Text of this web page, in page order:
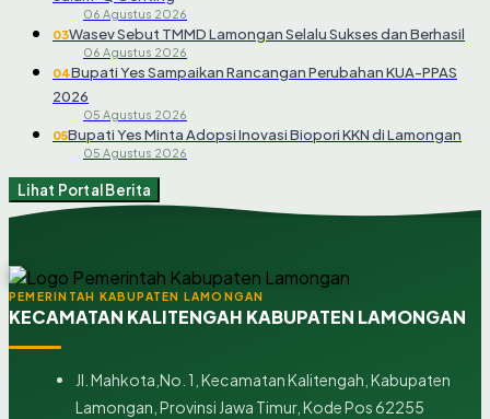
06 Agustus 2026
03Wasev Sebut TMMD Lamongan Selalu Sukses dan Berhasil
06 Agustus 2026
04Bupati Yes Sampaikan Rancangan Perubahan KUA-PPAS
2026
05 Agustus 2026
05Bupati Yes Minta Adopsi Inovasi Biopori KKN di Lamongan
05 Agustus 2026
Lihat Portal Berita
PEMERINTAH KABUPATEN LAMONGAN
KECAMATAN KALITENGAH KABUPATEN LAMONGAN
Jl. Mahkota,No. 1, Kecamatan Kalitengah, Kabupaten
Lamongan, Provinsi Jawa Timur, Kode Pos 62255